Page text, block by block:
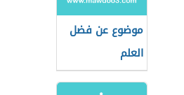
موضوع عن فضل
العلم